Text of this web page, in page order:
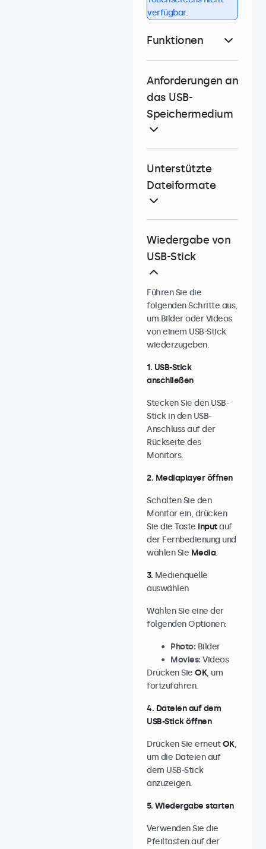
verfügbar.
Funktionen
Anforderungen an
das USB-
Speichermedium
Unterstützte
Dateiformate
Wiedergabe von
USB-Stick
Führen Sie die
folgenden Schritte aus,
um Bilder oder Videos
von einem USB-Stick
wiederzugeben.
1. USB-Stick
anschließen
Stecken Sie den USB-
Stick in den USB-
Anschluss auf der
Rückseite des
Monitors.
2. Mediaplayer öffnen
Schalten Sie den
Monitor ein, drücken
Sie die Taste Inputauf
der Fernbedienung und
wählen Sie Media.
3. Medienquelle
auswählen
Wählen Sie eine der
folgenden Optionen:
Photo: Bilder
Movies: Videos
Drücken Sie OK, um
fortzufahren.
4. Dateien auf dem
USB-Stick öffnen
Drücken Sie erneutOK,
um die Dateien auf
dem USB-Stick
anzuzeigen.
5. Wiedergabe starten
Verwenden Sie die
Pfeiltasten auf der